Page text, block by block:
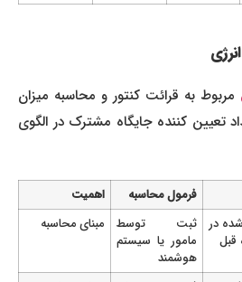
به قرائت کنتور و محاسبه میزان
کننده جایگاه مشترک در الگوی
فرمول محاسبه
اهمیت
در
ثبت توسط
مامور یا سیستم
هوشمند
مبنای محاسبه